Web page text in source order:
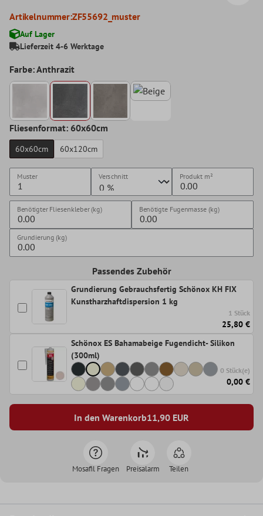
Artikelnummer:ZF55692_muster
Auf Lager
Lieferzeit 4-6 Werktage
Farbe: Anthrazit
Fliesenformat: 60x60cm
60x60cm 60x120cm
Muster Verschnitt Produkt m²
Benötigter Fliesenkleber (kg) Benötigte Fugenmasse (kg)
Grundierung (kg)
Passendes Zubehör
Grundierung Gebrauchsfertig Schönox KH FIX
Kunstharzhaftdispersion 1 kg
1 Stück
25,80 €
Schönox ES Bahamabeige Fugendicht- Silikon
(300ml)
0 Stück(e)
0,00 €
In den Warenkorb11,90 EUR
Mosafil Fragen Preisalarm Teilen